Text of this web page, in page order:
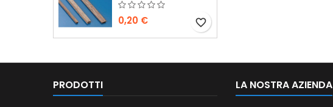
0,20 € favorite_border
PRODOTTI LA NOSTRA AZIENDA